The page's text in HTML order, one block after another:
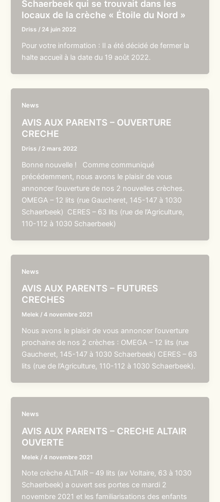
Schaerbeek qui se trouvait dans les
locaux de la crèche « Étoile du Nord »
Driss / 24 juin 2022
Pour votre information : Il a été décidé de fermer la
halte accueil à la date du 19 août 2022.
News
AVIS AUX PARENTS – OUVERTURE
CRECHE
Driss / 2 mars 2022
Bonne nouvelle ! Comme communiqué
précédemment, nous avons le plaisir de vous
annoncer l’ouverture de nos 2 nouvelles crèches.
OMEGA – 12 lits (rue Gaucheret, 145-147 à 1030
Schaerbeek) CERES – 63 lits (rue de l’Agriculture,
110-112 à 1030 Schaerbeek)
News
AVIS AUX PARENTS – FUTURES
CRECHES
Melek /4 novembre 2021
Nous avons le plaisir de vous annoncer l’ouverture
prochaine de nos 2 crèches : OMEGA – 12 lits (rue
Gaucheret, 145-147 à 1030 Schaerbeek) CERES – 63
lits (rue de l’Agriculture, 110-112 à 1030 Schaerbeek).
News
AVIS AUX PARENTS – CRECHE ALTAIR
OUVERTE
Melek /4 novembre 2021
Note crèche ALTAIR – 49 lits (av Voltaire, 63 à 1030
Schaerbeek) a ouvert ses portes ce mardi 2
novembre 2021 et les familiarisations des enfants